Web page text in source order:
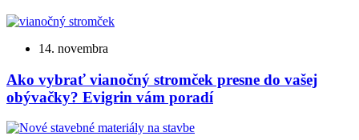
14. novembra
Ako vybrať vianočný stromček presne do vašej
obývačky? Evigrin vám poradí